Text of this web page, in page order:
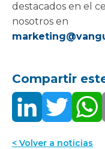
destacados en el
nosotros en
Compartir
< Volver a noticias